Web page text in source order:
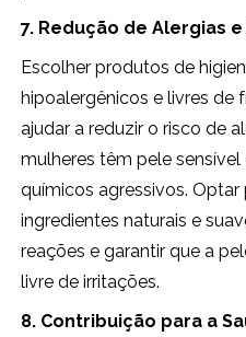
7. Redução de Alergias
Escolher produtos de
hipoalergênicos e livres de
ajudar a reduzir o risco de
mulheres têm pele
químicos agressivos.
ingredientes naturais e
reações e garantir que a
livre de irritações.
8. Contribuição para a